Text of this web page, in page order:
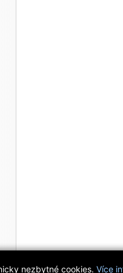
nezbytné cookies. Více